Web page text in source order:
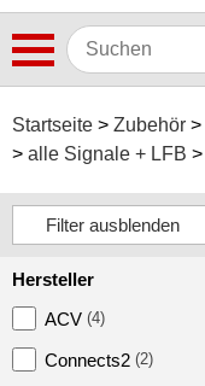
Startseite Zubehör
alle Signale + LFB
Autoradios
Dashcams
Freisprechanlagen
Lautsprecher
Hersteller
ACV (4)
Connects2 (2)